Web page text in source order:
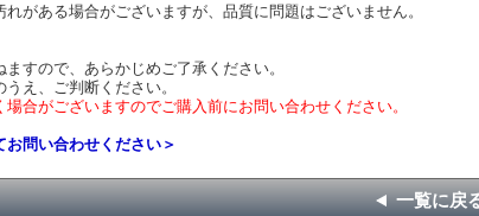
がある場合がございますが、品質に問題はございません。
すので、あらかじめご了承ください。
え、ご判断ください。
合がございますのでご購入前にお問い合わせください。
問い合わせください＞
一覧に戻